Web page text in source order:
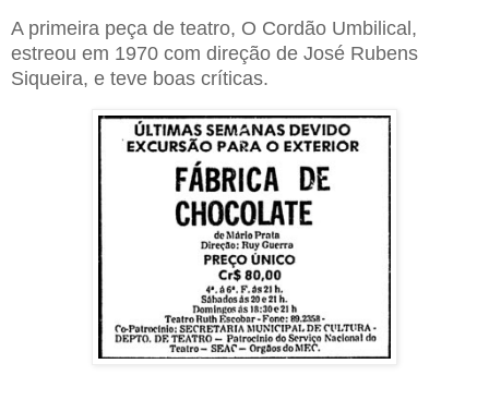
A primeira peça de teatro, O Cordão Umbilical,
estreou em 1970 com direção de José Rubens
Siqueira, e teve boas críticas.